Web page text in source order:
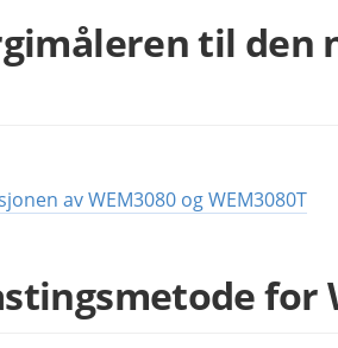
til den
av WEM3080 og WEM3080T
for